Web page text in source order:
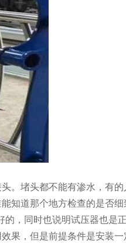
。堵头都不能有渗水，有
知道那个地方检查的是否
，同时也说明试压器也是
果，但是前提条件是安装一